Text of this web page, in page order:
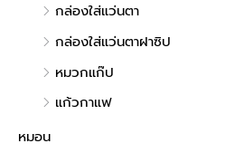
กล่องใส่แว่นตา
กล่องใส่แว่นตาฝาซิป
หมวกแก๊ป
แก้วกาแฟ
หมอน